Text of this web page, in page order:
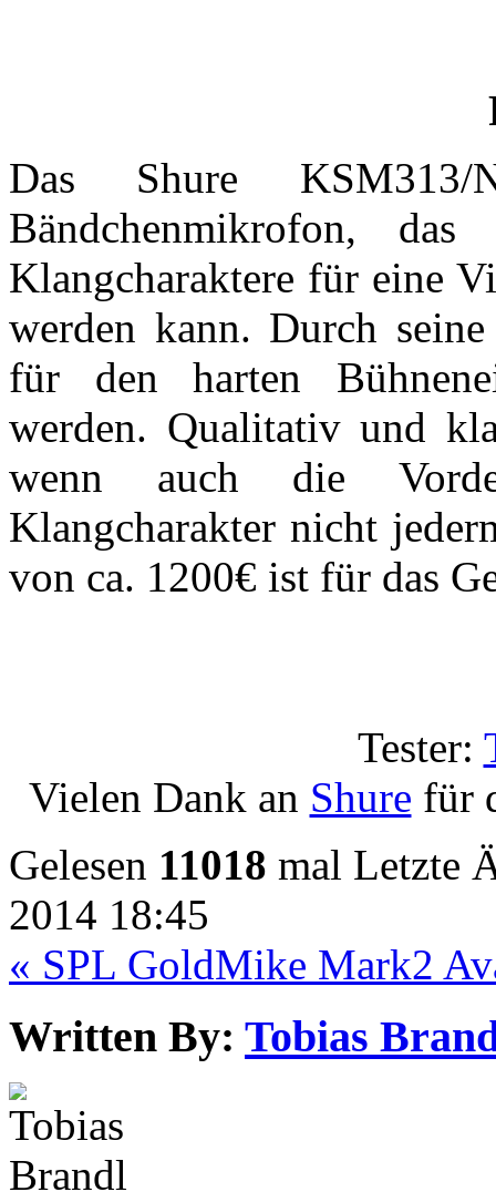
Das Shure
Bändchenmikrofon,
Klangcharaktere für eine
werden kann. Durch
für den harten
werden. Qualitativ und
wenn auch die
Klangcharakter nicht
von ca. 1200€ ist für das
Tester:
Vielen Dank an Shure für
Gelesen 11018 mal Letzte
2014 18:45
« SPL GoldMike Mark2
Written By: Tobias